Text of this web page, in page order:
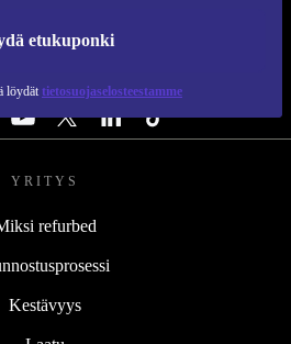
etukuponki
löydät tietosuojaselosteestamme
YRITYS
refurbed
Kestävyys